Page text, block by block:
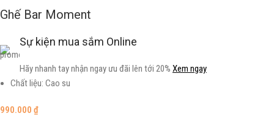
Ghế Bar Moment
Sự kiện mua sắm Online
Hãy nhanh tay nhận ngay ưu đãi lên tới 20%Xem ngay
Chất liệu: Cao su
990.000₫